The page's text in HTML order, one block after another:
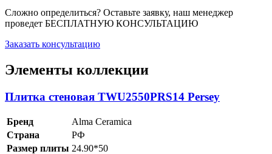
Сложно определиться? Оставьте заявку, наш менеджер
проведет БЕСПЛАТНУЮ КОНСУЛЬТАЦИЮ
Заказать консультацию
Элементы коллекции
Плитка стеновая TWU2550PRS14 Persey
Бренд
Alma Ceramica
Страна
РФ
Размер плиты 24.90*50